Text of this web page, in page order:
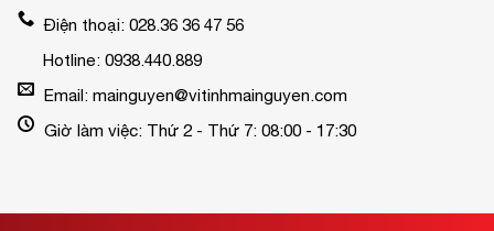
Điện thoại: 028.36 36 47 56
Hotline: 0938.440.889
Email: mainguyen@vitinhmainguyen.com
Giờ làm việc: Thứ 2 - Thứ 7: 08:00 - 17:30